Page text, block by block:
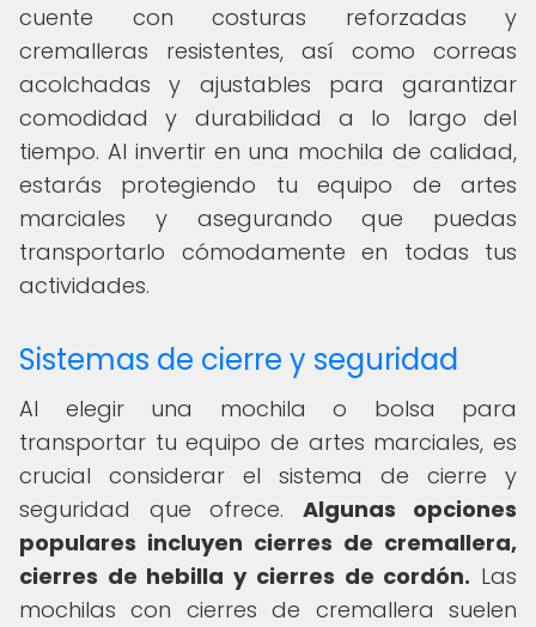
cuente con costuras reforzadas y
cremalleras resistentes, así como correas
acolchadas y ajustables para garantizar
comodidad y durabilidad a lo largo del
tiempo. Al invertir en una mochila de calidad,
estarás protegiendo tu equipo de artes
marciales y asegurando que puedas
transportarlo cómodamente en todas tus
actividades.
Sistemas de cierre y seguridad
Al elegir una mochila o bolsa para
transportar tu equipo de artes marciales, es
crucial considerar el sistema de cierre y
seguridad que ofrece. Algunas opciones
populares incluyen cierres de cremallera,
cierres de hebilla y cierres de cordón. Las
mochilas con cierres de cremallera suelen